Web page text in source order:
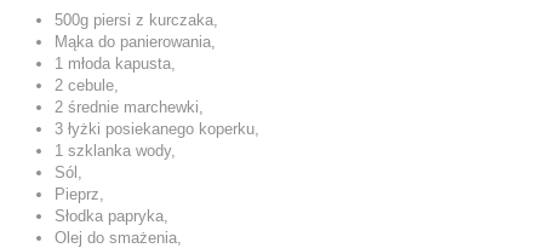
500g piersi z kurczaka,
Mąka do panierowania,
1 młoda kapusta,
2 cebule,
2 średnie marchewki,
3 łyżki posiekanego koperku,
1 szklanka wody,
Sól,
Pieprz,
Słodka papryka,
Olej do smażenia,